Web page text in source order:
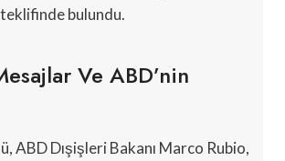
teklifinde bulundu.
Ve ABD’nin
ABD Dışişleri Bakanı Marco Rubio,